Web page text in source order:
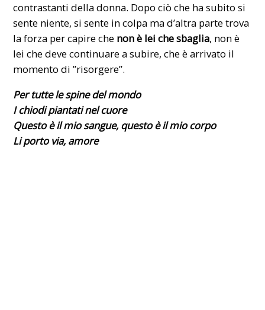
contrastanti della donna. Dopo ciò che ha subito si
sente niente, si sente in colpa ma d’altra parte trova
la forza per capire che non è lei che sbaglia, non è
lei che deve continuare a subire, che è arrivato il
momento di ”risorgere”.
Per tutte le spine del mondo
I chiodi piantati nel cuore
Questo è il mio sangue, questo è il mio corpo
Li porto via, amore